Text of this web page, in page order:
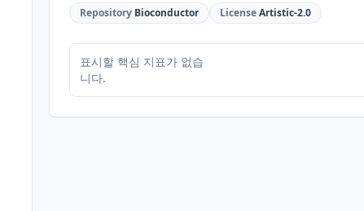
Repository Bioconductor LicenseArtistic-2.0
표시할 핵심 지표가 없습
니다.